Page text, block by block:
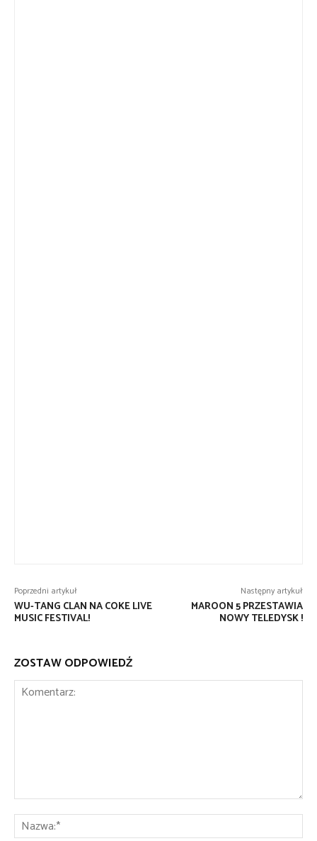
Poprzedni artykuł
WU-TANG CLAN NA COKE LIVE
MUSIC FESTIVAL!
Następny artykuł
MAROON 5 PRZESTAWIA
NOWY TELEDYSK !
ZOSTAW ODPOWIEDŹ